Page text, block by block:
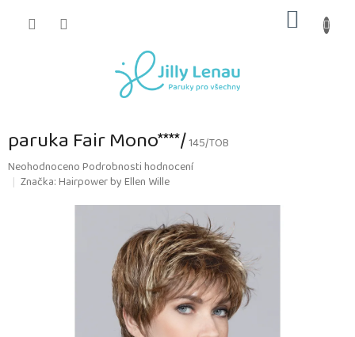
KOŠÍK
paruka Fair Mono****/145/TOB
Průměrné
hodnocení
NeohodnocenoPodrobnosti hodnocení
Značka:Hairpower by Ellen Wille